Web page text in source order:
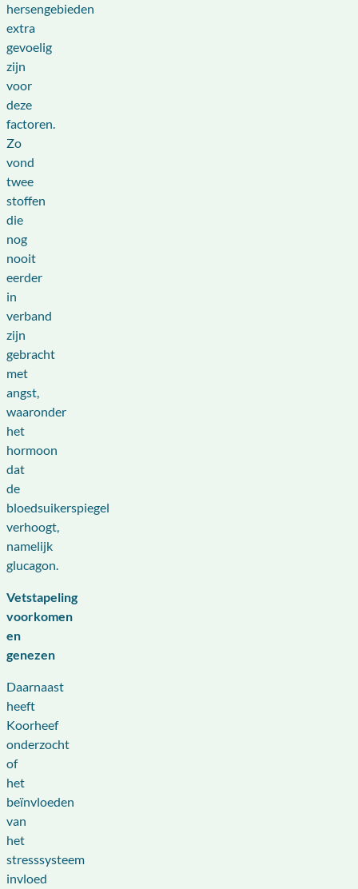
hersengebieden
extra
gevoelig
zijn
voor
deze
factoren.
Zo
vond
twee
stoffen
die
nog
nooit
eerder
in
verband
zijn
gebracht
met
angst,
waaronder
het
hormoon
dat
de
bloedsuikerspiegel
verhoogt,
namelijk
glucagon.
Vetstapeling
voorkomen
en
genezen
Daarnaast
heeft
Koorheef
onderzocht
of
het
beïnvloeden
van
het
stresssysteem
invloed